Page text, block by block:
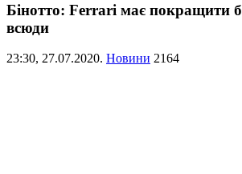
Бінотто: Ferrari має покращити
всюди
23:30, 27.07.2020. Новини 2164